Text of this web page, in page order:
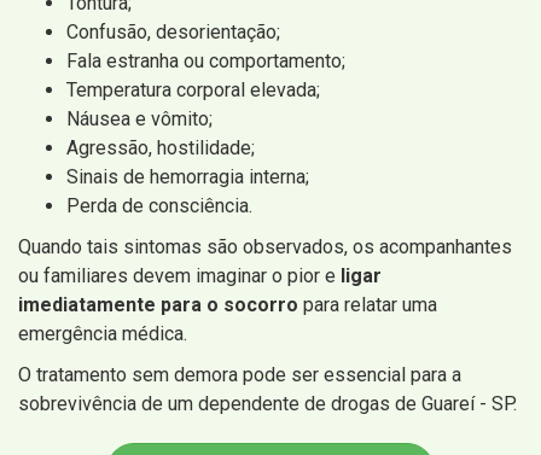
Confusão, desorientação;
Fala estranha ou comportamento;
Temperatura corporal elevada;
Náusea e vômito;
Agressão, hostilidade;
Sinais de hemorragia interna;
Perda de consciência.
Quando tais sintomas são observados, os acompanhantes
ou familiares devem imaginar o pior e ligar
imediatamente para o socorro para relatar uma
emergência médica.
O tratamento sem demora pode ser essencial para a
sobrevivência de um dependente de drogas de Guareí - SP.